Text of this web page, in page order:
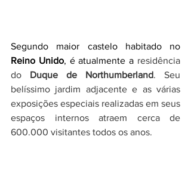
Reino Unido, é atualmente a residência
do Duque de Northumberland. Seu
belíssimo jardim adjacente e as várias
exposições especiais realizadas em seus
espaços internos atraem cerca de
600.000 visitantes todos os anos.